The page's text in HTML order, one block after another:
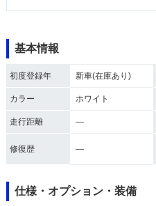
基本情報
初度登録年 新車(在庫あり)
カラー ホワイト
走行距離 ―
修復歴 ―
仕様・オプション・装備